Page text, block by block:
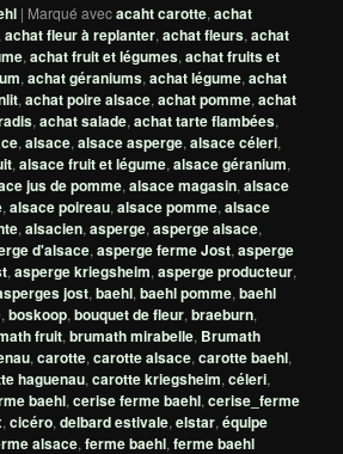
| Marqué avecacaht carotte,achat
,achat fleur à replanter,achat fleurs,achat
,achat fruit et légumes,achat fruits et
,achat géraniums,achat légume,achat
,achat poire alsace,achat pomme,achat
,achat salade,achat tarte flambées,
,alsace,alsace asperge,alsace céleri,
,alsace fruit et légume,alsace géranium,
jus de pomme,alsace magasin,alsace
,alsace poireau,alsace pomme,alsace
,alsacien,asperge,asperge alsace,
d'alsace,asperge ferme Jost,asperge
,asperge kriegsheim,asperge producteur,
jost,baehl,baehl pomme,baehl
,boskoop,bouquet de fleur,braeburn,
fruit,brumath mirabelle, Brumath
,carotte,carotte alsace,carotte baehl,
haguenau,carotte kriegsheim,céleri,
baehl,cerise ferme baehl,cerise_ferme
,cicéro,delbard estivale,elstar,équipe
alsace,ferme baehl,ferme baehl